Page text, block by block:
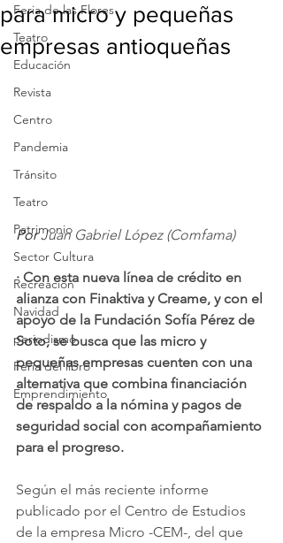
Feria de las Flores
Teatro
Educación
Revista
Centro
Pandemia
Tránsito
Teatro
Patrimonio
Sector Cultura
Recreación
Navidad
periodismo
Feria del libro
Emprendimiento
para micro y pequeñas
empresas antioqueñas
Por Juan Gabriel López (Comfama)
· Con esta nueva línea de crédito en
alianza con Finaktiva y Creame, y con el
apoyo de la Fundación Sofía Pérez de
Soto, se busca que las micro y
pequeñas empresas cuenten con una
alternativa que combina financiación
de respaldo a la nómina y pagos de
seguridad social con acompañamiento
para el progreso.
Según el más reciente informe
publicado por el Centro de Estudios
de la empresa Micro -CEM-, del que